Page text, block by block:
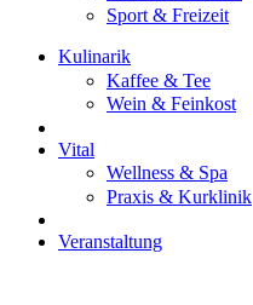
Sport & Freizeit
Kulinarik
Kaffee & Tee
Wein & Feinkost
Vital
Wellness & Spa
Praxis & Kurklinik
Veranstaltung